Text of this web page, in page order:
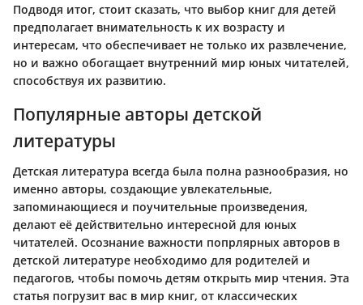
Подводя итог, стоит сказать, что выбор книг для детей
предполагает внимательность к их возрасту и
интересам, что обеспечивает не только их развлечение,
но и важно обогащает внутренний мир юных читателей,
способствуя их развитию.
Популярные авторы детской
литературы
Детская литература всегда была полна разнообразия, но
именно авторы, создающие увлекательные,
запоминающиеся и поучительные произведения,
делают её действительно интересной для юных
читателей. Осознание важности попрлярных авторов в
детской литературе необходимо для родителей и
педагогов, чтобы помочь детям открыть мир чтения. Эта
статья погрузит вас в мир книг, от классических